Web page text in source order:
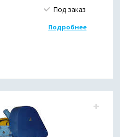
Под заказ
Подробнее